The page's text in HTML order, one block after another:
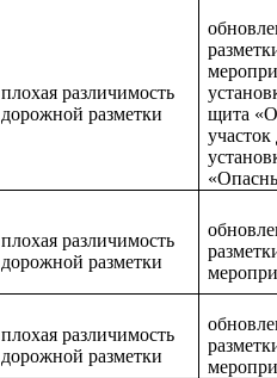
плохая различимость
дорожной разметки
щита
плохая различимость
дорожной разметки
плохая различимость
дорожной разметки